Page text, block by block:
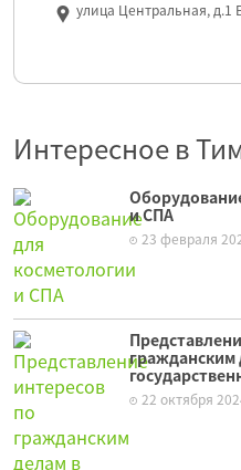
улица Центральная, д.1
Интересное в
и СПА
23 февраля
гражданским
22 октября